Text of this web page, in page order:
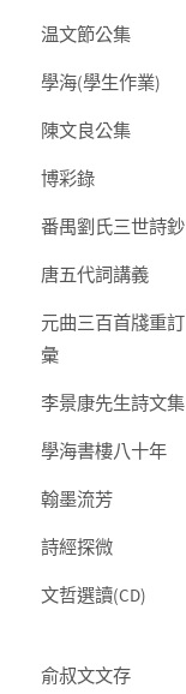
温文節公集
學海(學生作業)
陳文良公集
博彩錄
番禺劉氏三世詩鈔
唐五代詞講義
元曲三百首牋重訂
彙
李景康先生詩文集
學海書樓八十年
翰墨流芳
詩經探微
文哲選讀(CD)
俞叔文文存